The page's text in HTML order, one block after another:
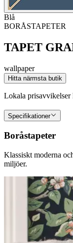
Blå
BORÅSTAPETER
TAPET
wallpaper
Hitta närmsta butik
Lokala prisavvikelser
Specifikationer
Boråstapeter
Klassiskt moderna
miljöer.